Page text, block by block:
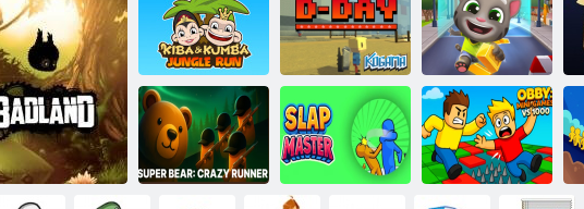
Kiba ve Kumba:
Jungle Run
Kogama: D
Günü
Konuşan Tom
Gold Çevrimiçi
Çalıştır